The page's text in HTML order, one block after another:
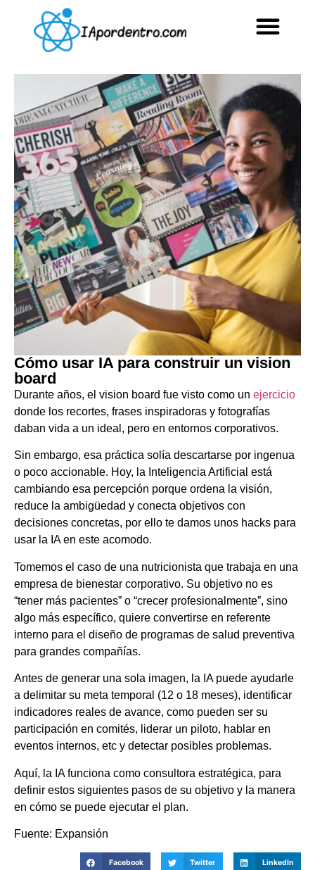
Cómo usar IA para construir un vision
board
Durante años, el vision board fue visto como un ejercicio
donde los recortes, frases inspiradoras y fotografías
daban vida a un ideal, pero en entornos corporativos.
Sin embargo, esa práctica solía descartarse por ingenua
o poco accionable. Hoy, la Inteligencia Artificial está
cambiando esa percepción porque ordena la visión,
reduce la ambigüedad y conecta objetivos con
decisiones concretas, por ello te damos unos hacks para
usar la IA en este acomodo.
Tomemos el caso de una nutricionista que trabaja en una
empresa de bienestar corporativo. Su objetivo no es
“tener más pacientes” o “crecer profesionalmente”, sino
algo más específico, quiere convertirse en referente
interno para el diseño de programas de salud preventiva
para grandes compañías.
Antes de generar una sola imagen, la IA puede ayudarle
a delimitar su meta temporal (12 o 18 meses), identificar
indicadores reales de avance, como pueden ser su
participación en comités, liderar un piloto, hablar en
eventos internos, etc y detectar posibles problemas.
Aquí, la IA funciona como consultora estratégica, para
definir estos siguientes pasos de su objetivo y la manera
en cómo se puede ejecutar el plan.
Fuente: Expansión
Facebook Twitter LinkedIn